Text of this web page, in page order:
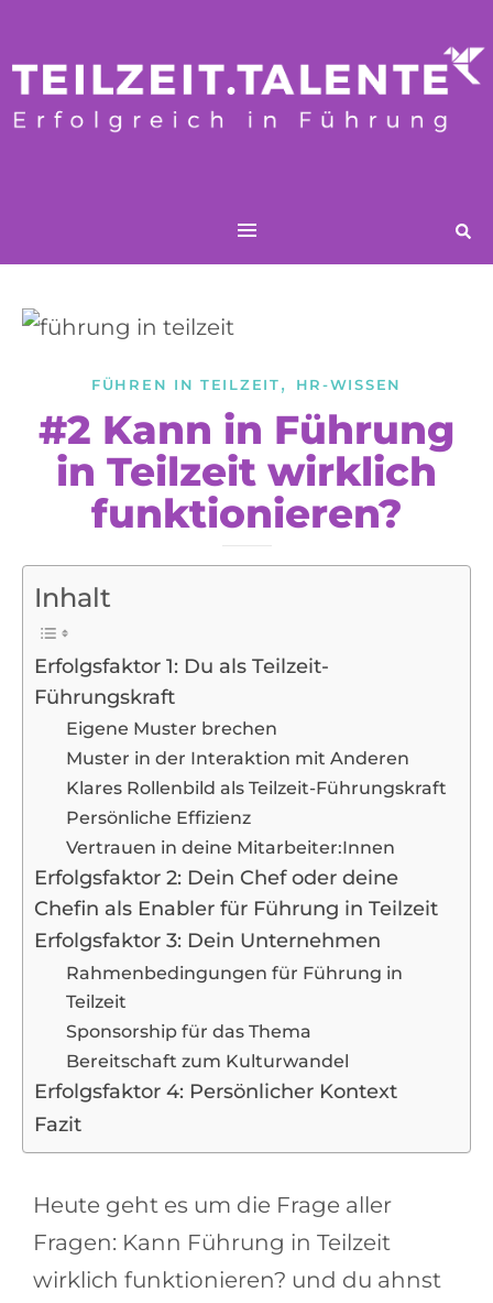
FÜHREN IN TEILZEIT, HR-WISSEN
#2 Kann in Führung
in Teilzeit wirklich
funktionieren?
Inhalt
Erfolgsfaktor 1: Du als Teilzeit-
Führungskraft
Eigene Muster brechen
Muster in der Interaktion mit Anderen
Klares Rollenbild als Teilzeit-Führungskraft
Persönliche Effizienz
Vertrauen in deine Mitarbeiter:Innen
Erfolgsfaktor 2: Dein Chef oder deine
Chefin als Enabler für Führung in Teilzeit
Erfolgsfaktor 3: Dein Unternehmen
Rahmenbedingungen für Führung in
Teilzeit
Sponsorship für das Thema
Bereitschaft zum Kulturwandel
Erfolgsfaktor 4: Persönlicher Kontext
Fazit
Heute geht es um die Frage aller
Fragen: Kann Führung in Teilzeit
wirklich funktionieren? und du ahnst